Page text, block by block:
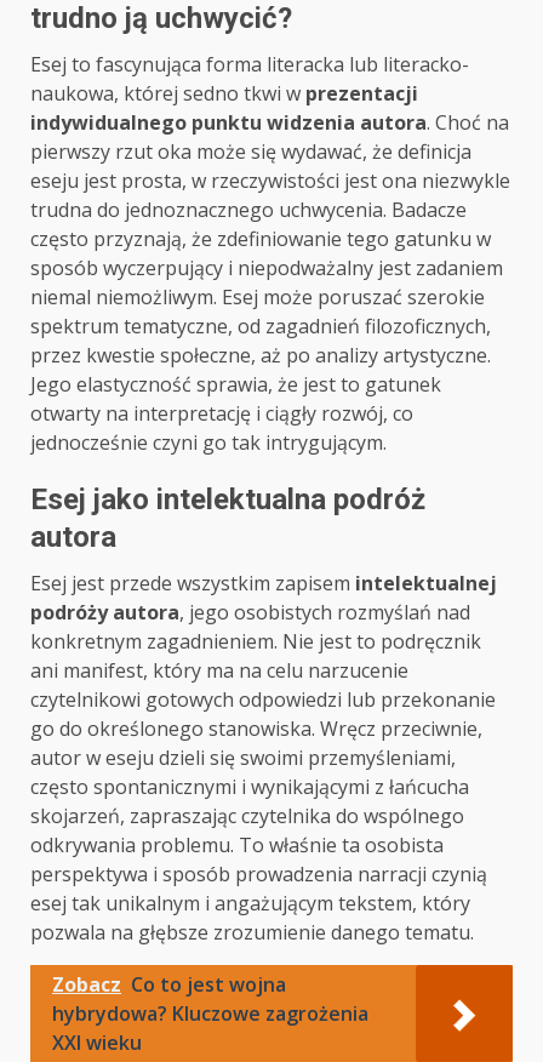
trudno ją uchwycić?
Esej to fascynująca forma literacka lub literacko-
naukowa, której sedno tkwi w prezentacji
indywidualnego punktu widzenia autora. Choć na
pierwszy rzut oka może się wydawać, że definicja
eseju jest prosta, w rzeczywistości jest ona niezwykle
trudna do jednoznacznego uchwycenia. Badacze
często przyznają, że zdefiniowanie tego gatunku w
sposób wyczerpujący i niepodważalny jest zadaniem
niemal niemożliwym. Esej może poruszać szerokie
spektrum tematyczne, od zagadnień filozoficznych,
przez kwestie społeczne, aż po analizy artystyczne.
Jego elastyczność sprawia, że jest to gatunek
otwarty na interpretację i ciągły rozwój, co
jednocześnie czyni go tak intrygującym.
Esej jako intelektualna podróż
autora
Esej jest przede wszystkim zapisem intelektualnej
podróży autora, jego osobistych rozmyślań nad
konkretnym zagadnieniem. Nie jest to podręcznik
ani manifest, który ma na celu narzucenie
czytelnikowi gotowych odpowiedzi lub przekonanie
go do określonego stanowiska. Wręcz przeciwnie,
autor w eseju dzieli się swoimi przemyśleniami,
często spontanicznymi i wynikającymi z łańcucha
skojarzeń, zapraszając czytelnika do wspólnego
odkrywania problemu. To właśnie ta osobista
perspektywa i sposób prowadzenia narracji czynią
esej tak unikalnym i angażującym tekstem, który
pozwala na głębsze zrozumienie danego tematu.
Zobacz Co to jest wojna
hybrydowa? Kluczowe zagrożenia
XXI wieku